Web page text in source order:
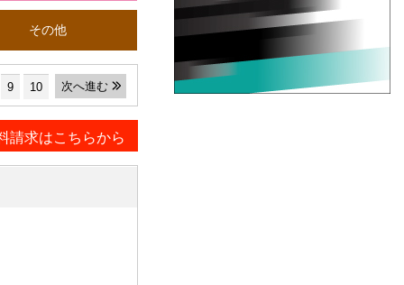
その他
9 10 次へ進む
請求はこちらから